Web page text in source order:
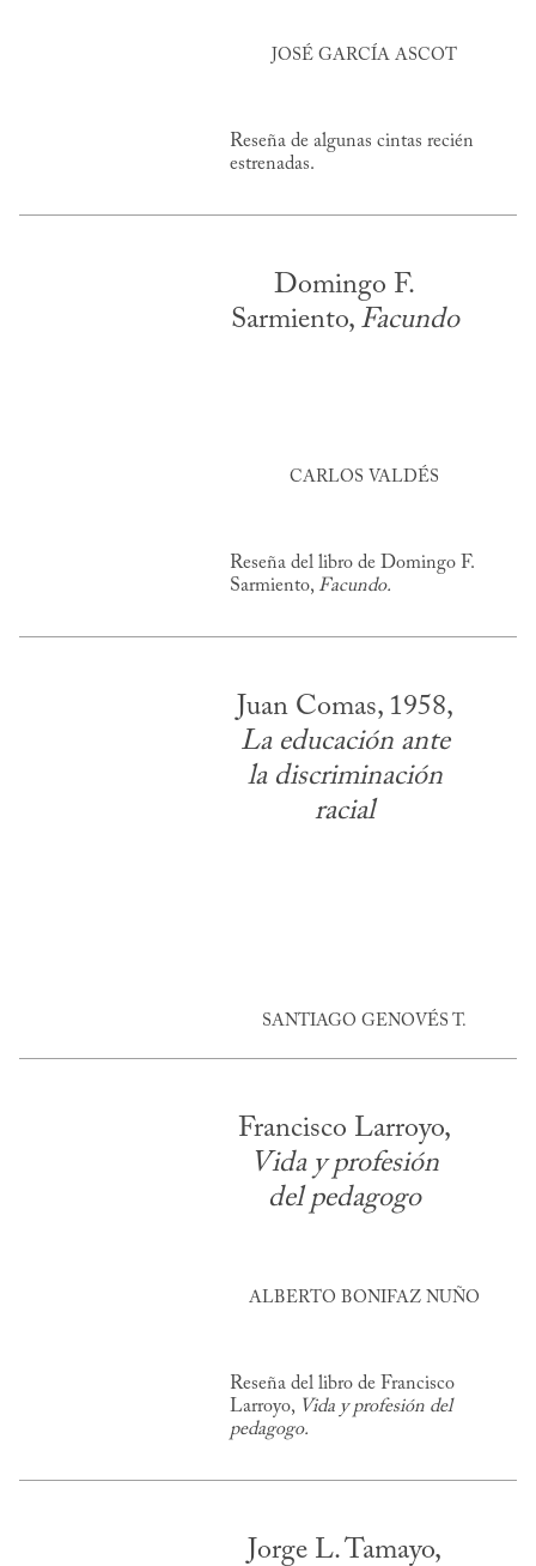
JOSÉ GARCÍA ASCOT
Reseña de algunas cintas recién
estrenadas.
Domingo F.
Sarmiento, Facundo
CARLOS VALDÉS
Reseña del libro de Domingo F.
Sarmiento, Facundo.
Juan Comas, 1958,
La educación ante
la discriminación
racial
SANTIAGO GENOVÉS T.
Francisco Larroyo,
Vida y profesión
del pedagogo
ALBERTO BONIFAZ NUÑO
Reseña del libro de Francisco
Larroyo, Vida y profesión del
pedagogo.
Jorge L. Tamayo,